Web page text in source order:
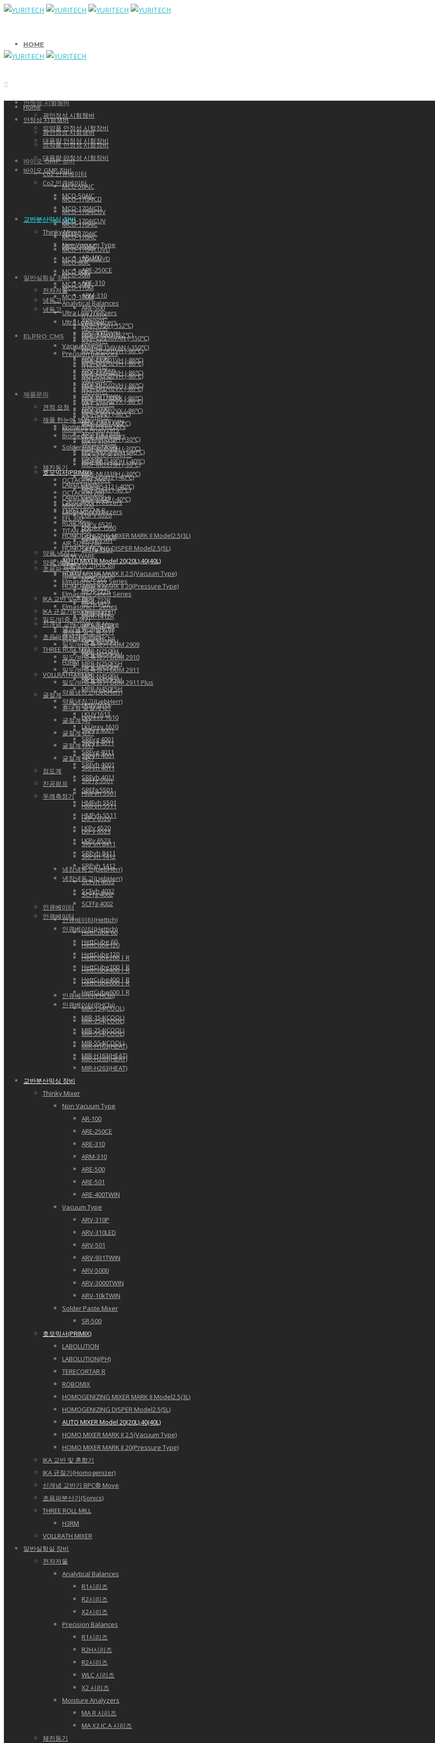
HOME
안정성 시험챔버
광안정성 시험챔버
의약품 안정성 시험장비
대용량 안정성 시험장비
바이오 GMP 장비
Co2 인큐베이터
MCO-50AIC
MCO-170AICD
MCO-170AICUV
MCO-170AIC
MCO-170AC
MCO-170AICUVD
MCO-80IC
MCO-50M
MCO-170M
냉동고
Ultra Low Freezers
MDF-1156 (-152℃)
MDF-C2156VAN (-150℃)
MDF-DU901VH (-86℃)
MDF-DU702VH (-86℃)
MDF-DU502VH (-86℃)
MDF-DU702VX (-86℃)
MDF-DU502VX (-86℃)
MDF-C8V1 (-80℃)
Biomedical Freeezers
MDF-MU539H (-30℃)
MDF-MU549DH (-40℃)
MDF-MU339H (-30℃)
MDF-U5412 (-40℃)
MDF-U443 (-40℃)
Laboratory Freezers
LGPv 6520
LGUex 1500
SFTfg 1501
약품 냉장고
약품냉장고(PHCbi)
MPR-722
MPR-722R
MPR-1412
MPR-1412R
냉장냉동고(PHCbi)
MPR-N250FH
MPR-N250FSH
MPR-N450FH
MPR-N450FSH
약품냉장고(LiebHerr)
LKUV1613
LKUexv 1610
SRFvg 4001
SRFvg 4011
SRFvh 4001
SRFvh 4011
SRFfg 5501
HMFvh 5501
HMFvh 5511
LKPv 6520
LKPv 6523
SRPvh 8411
SRPvh 1412
냉장냉동고(LiebHerr)
SCFvh 4032
SCFfg 4002
인큐베이터
인큐베이터(Hettich)
HettCube 60
HettCube120
HettCube200 | R
HettCube400 | R
HettCube600 | R
인큐베이터(PHCbi)
MIR-154(COOL)
MIR-254(COOL)
MIR-554(COOL)
MIR-H163(HEAT)
MIR-H263(HEAT)
교반분산믹싱 장비
Thinky Mixer
Non Vacuum Type
AR-100
ARE-250CE
ARE-310
ARM-310
ARE-500
ARE-501
ARE-400TWIN
Vacuum Type
ARV-310P
ARV-310LED
ARV-501
ARV-931TWIN
ARV-5000
ARV-3000TWIN
ARV-10kTWIN
Solder Paste Mixer
SR-500
호모믹서(PRIMIX)
LABOLUTION
LABOLUTION(PH)
TERECORTAR R
ROBOMIX
HOMOGENIZING MIXER MARK II Model2.5(3L)
HOMOGENIZING DISPER Model2.5(5L)
AUTO MIXER Model 20(20L),40(40L)
HOMO MIXER MARK II 2.5(Vacuum Type)
HOMO MIXER MARK II 20(Pressure Type)
IKA 교반 및 혼합기
IKA 균질기(Homogenizer)
신개념 교반기 BPC® Move
초음파분산기(Sonics)
THREE ROLL MILL
H3RM
VOLLRATH MIXER
일반실험실 장비
전자저울
Analytical Balances
R1시리즈
R2시리즈
X2시리즈
Precision Balances
R1시리즈
R2H시리즈
R2시리즈
WLC 시리즈
X2 시리즈
Moisture Analyzers
MA R 시리즈
MA X2.IC.A 시리즈
체진동기
OCTAGON 200CL
OCTAGON 200
MINOR 200
EFL 300
TITAN 450
AIR SIZER 200
SIEVEWARE
초음파 세척기
Elmasonic Easy Series
Elmasonic Select Series
Elmasonic P Series
밀도/비중 측정기
휴대용 밀도측정기
밀도/비중측정기 DDM 2909
밀도/비중측정기 DDM 2910
밀도/비중측정기 DDM 2911
밀도/비중측정기 DDM 2911 Plus
굴절계
휴대형 굴절계 J27
굴절계 J47
굴절계 J257
굴절계 J357
굴절계 J457
점도계
진공펌프
두께측정기
ELPRO CMS
제품문의
견적 요청
제품 한눈에 보기
Home
안정성 시험챔버
광안정성 시험챔버
의약품 안정성 시험장비
대용량 안정성 시험장비
바이오 GMP 장비
Co2 인큐베이터
MCO-50AIC
MCO-170AICD
MCO-170AICUV
MCO-170AIC
MCO-170AC
MCO-170AICUVD
MCO-80IC
MCO-50M
MCO-170M
냉동고
Ultra Low Freezers
MDF-1156 (-152℃)
MDF-C2156VAN (-150℃)
MDF-DU901VH (-86℃)
MDF-DU702VH (-86℃)
MDF-DU502VH (-86℃)
MDF-DU702VX (-86℃)
MDF-DU502VX (-86℃)
MDF-C8V1 (-80℃)
Biomedical Freeezers
MDF-MU539H (-30℃)
MDF-MU549DH (-40℃)
MDF-MU339H (-30℃)
MDF-U5412 (-40℃)
MDF-U443 (-40℃)
Laboratory Freezers
LGPv 6520
LGUex 1500
SFTfg 1501
약품 냉장고
약품냉장고(PHCbi)
MPR-722
MPR-722R
MPR-1412
MPR-1412R
냉장냉동고(PHCbi)
MPR-N250FH
MPR-N250FSH
MPR-N450FH
MPR-N450FSH
약품냉장고(LiebHerr)
LKUV1613
LKUexv 1610
SRFvg 4001
SRFvg 4011
SRFvh 4001
SRFvh 4011
SRFfg 5501
HMFvh 5501
HMFvh 5511
LKPv 6520
LKPv 6523
SRPvh 8411
SRPvh 1412
냉장냉동고(LiebHerr)
SCFvh 4032
SCFfg 4002
인큐베이터
인큐베이터(Hettich)
HettCube 60
HettCube120
HettCube200 | R
HettCube400 | R
HettCube600 | R
인큐베이터(PHCbi)
MIR-154(COOL)
MIR-254(COOL)
MIR-554(COOL)
MIR-H163(HEAT)
MIR-H263(HEAT)
교반분산믹싱 장비
Thinky Mixer
Non Vacuum Type
AR-100
ARE-250CE
ARE-310
ARM-310
ARE-500
ARE-501
ARE-400TWIN
Vacuum Type
ARV-310P
ARV-310LED
ARV-501
ARV-931TWIN
ARV-5000
ARV-3000TWIN
ARV-10kTWIN
Solder Paste Mixer
SR-500
호모믹서(PRIMIX)
LABOLUTION
LABOLUTION(PH)
TERECORTAR R
ROBOMIX
HOMOGENIZING MIXER MARK II Model2.5(3L)
HOMOGENIZING DISPER Model2.5(5L)
AUTO MIXER Model 20(20L),40(40L)
HOMO MIXER MARK II 2.5(Vacuum Type)
HOMO MIXER MARK II 20(Pressure Type)
IKA 교반 및 혼합기
IKA 균질기(Homogenizer)
신개념 교반기 BPC® Move
초음파분산기(Sonics)
THREE ROLL MILL
H3RM
VOLLRATH MIXER
일반실험실 장비
전자저울
Analytical Balances
R1시리즈
R2시리즈
X2시리즈
Precision Balances
R1시리즈
R2H시리즈
R2시리즈
WLC 시리즈
X2 시리즈
Moisture Analyzers
MA R 시리즈
MA X2.IC.A 시리즈
체진동기